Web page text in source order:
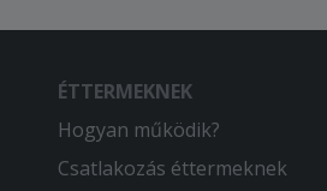
ÉTTERMEKNEK
Hogyan működik?
Csatlakozás éttermeknek